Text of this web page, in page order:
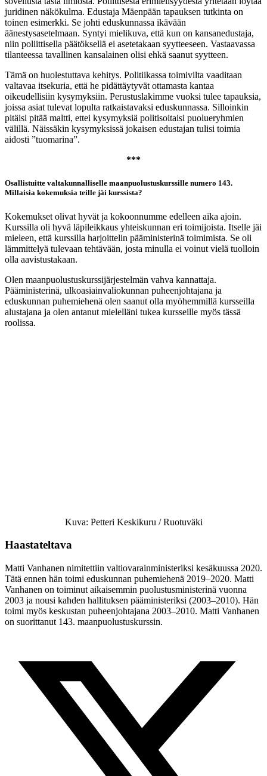
juridinen näkökulma. Edustaja Mäenpään tapauksen tutkinta on
toinen esimerkki. Se johti eduskunnassa ikävään
äänestysasetelmaan. Syntyi mielikuva, että kun on kansanedustaja,
niin poliittisella päätöksellä ei asetetakaan syytteeseen. Vastaavassa
tilanteessa tavallinen kansalainen olisi ehkä saanut syytteen.
Tämä on huolestuttava kehitys. Politiikassa toimivilta vaaditaan
valtavaa itsekuria, että he pidättäytyvät ottamasta kantaa
oikeudellisiin kysymyksiin. Perustuslakimme vuoksi tulee tapauksia,
joissa asiat tulevat lopulta ratkaistavaksi eduskunnassa. Silloinkin
pitäisi pitää maltti, ettei kysymyksiä politisoitaisi puolueryhmien
välillä. Näissäkin kysymyksissä jokaisen edustajan tulisi toimia
aidosti ”tuomarina”.
***
Osallistuitte valtakunnalliselle maanpuolustuskurssille numero 143.
Millaisia kokemuksia teille jäi kurssista?
Kokemukset olivat hyvät ja kokoonnumme edelleen aika ajoin.
Kurssilla oli hyvä läpileikkaus yhteiskunnan eri toimijoista. Itselle jäi
mieleen, että kurssilla harjoittelin pääministerinä toimimista. Se oli
lämmittelyä tulevaan tehtävään, josta minulla ei voinut vielä tuolloin
olla aavistustakaan.
Olen maanpuolustuskurssijärjestelmän vahva kannattaja.
Pääministerinä, ulkoasiainvaliokunnan puheenjohtajana ja
eduskunnan puhemiehenä olen saanut olla myöhemmillä kursseilla
alustajana ja olen antanut mielelläni tukea kursseille myös tässä
roolissa.
Kuva: Petteri Keskikuru / Ruotuväki
Haastateltava
Matti Vanhanen nimitettiin valtiovarainministeriksi kesäkuussa 2020.
Tätä ennen hän toimi eduskunnan puhemiehenä 2019–2020. Matti
Vanhanen on toiminut aikaisemmin puolustusministerinä vuonna
2003 ja nousi kahden hallituksen pääministeriksi (2003–2010). Hän
toimi myös keskustan puheenjohtajana 2003–2010. Matti Vanhanen
on suorittanut 143. maanpuolustuskurssin.